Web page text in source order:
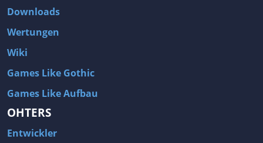
Downloads
Wertungen
Wiki
Games Like Gothic
Games Like Aufbau
OHTERS
Entwickler